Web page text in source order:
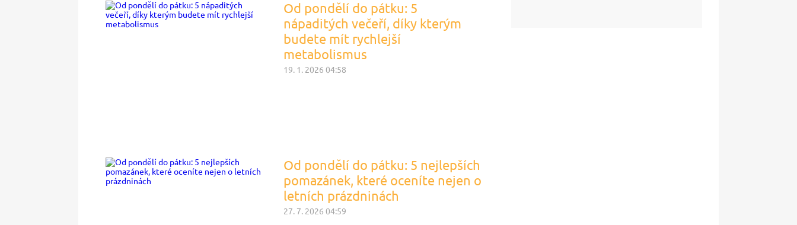
Od pondělí do pátku: 5
nápaditých večeří, díky kterým
budete mít rychlejší
metabolismus
19. 1. 2026 04:58
Od pondělí do pátku: 5 nejlepších
pomazánek, které oceníte nejen o
letních prázdninách
27. 7. 2026 04:59